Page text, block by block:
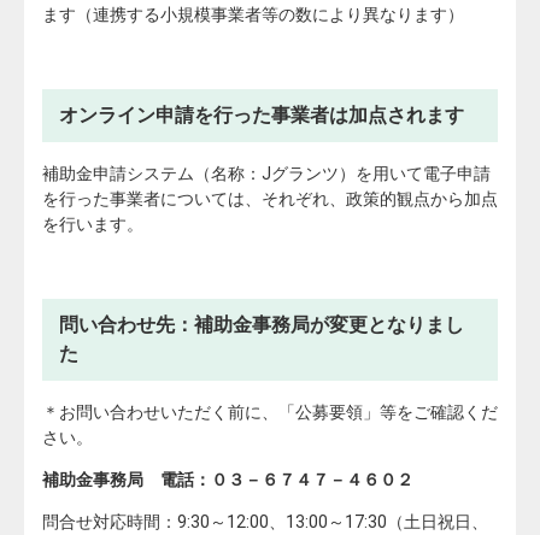
ます（連携する小規模事業者等の数により異なります）
オンライン申請を行った事業者は加点されます
補助金申請システム（名称：Jグランツ）を用いて電子申請
を行った事業者については、それぞれ、政策的観点から加点
を行います。
問い合わせ先：補助金事務局が変更となりまし
た
＊お問い合わせいただく前に、「公募要領」等をご確認くだ
さい。
補助金事務局 電話：０３－６７４７－４６０２
問合せ対応時間：9:30～12:00、13:00～17:30（土日祝日、